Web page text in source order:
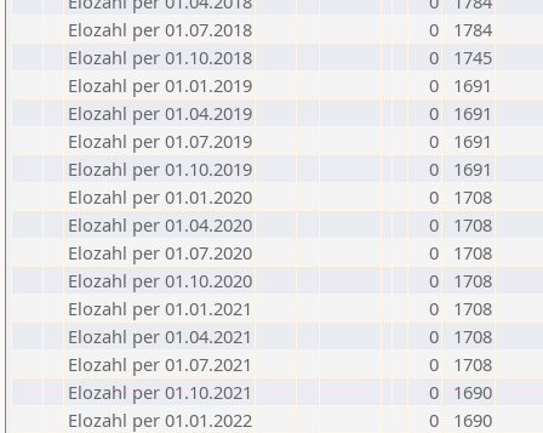
Elozahl per 01.07.2018
0
1784
Elozahl per 01.10.2018
0
1745
Elozahl per 01.01.2019
0
1691
Elozahl per 01.04.2019
0
1691
Elozahl per 01.07.2019
0
1691
Elozahl per 01.10.2019
0
1691
Elozahl per 01.01.2020
0
1708
Elozahl per 01.04.2020
0
1708
Elozahl per 01.07.2020
0
1708
Elozahl per 01.10.2020
0
1708
Elozahl per 01.01.2021
0
1708
Elozahl per 01.04.2021
0
1708
Elozahl per 01.07.2021
0
1708
Elozahl per 01.10.2021
0
1690
Elozahl per 01.01.2022
0
1690